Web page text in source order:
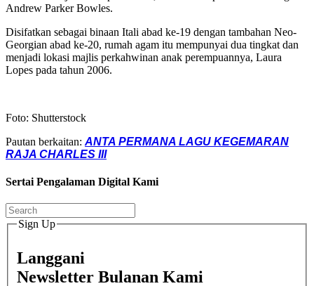
Andrew Parker Bowles.
Disifatkan sebagai binaan Itali abad ke-19 dengan tambahan Neo-
Georgian abad ke-20, rumah agam itu mempunyai dua tingkat dan
menjadi lokasi majlis perkahwinan anak perempuannya, Laura
Lopes pada tahun 2006.
Foto: Shutterstock
Pautan berkaitan: ANTA PERMANA LAGU KEGEMARAN
RAJA CHARLES III
Sertai Pengalaman Digital Kami
Sign Up
Langgani
Newsletter Bulanan Kami